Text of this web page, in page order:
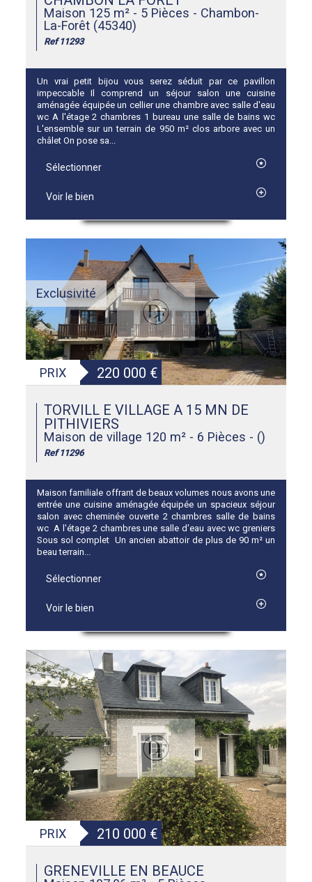
Maison 125 m² - 5 Pièces - Chambon-
La-Forêt (45340)
Ref 11293
Un vrai petit bijou vous serez séduit par ce pavillon
impeccable Il comprend un séjour salon une cuisine
aménagée équipée un cellier une chambre avec salle d'eau
wc A l'étage 2 chambres 1 bureau une salle de bains wc
L'ensemble sur un terrain de 950 m² clos arbore avec un
châlet On pose sa...
Sélectionner
Voir le bien
Exclusivité
PRIX 220 000 €
TORVILL E VILLAGE A 15 MN DE
PITHIVIERS
Maison de village 120 m² - 6 Pièces - ()
Ref 11296
Maison familiale offrant de beaux volumes nous avons une
entrée une cuisine aménagée équipée un spacieux séjour
salon avec cheminée ouverte 2 chambres salle de bains
wc A l'étage 2 chambres une salle d'eau avec wc greniers
Sous sol complet Un ancien abattoir de plus de 90 m² un
beau terrain...
Sélectionner
Voir le bien
PRIX 210 000 €
GRENEVILLE EN BEAUCE